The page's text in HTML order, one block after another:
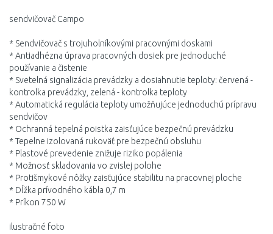
sendvičovač Campo
* Sendvičovač s trojuholníkovými pracovnými doskami
* Antiadhézna úprava pracovných dosiek pre jednoduché
používanie a čistenie
* Svetelná signalizácia prevádzky a dosiahnutie teploty: červená -
kontrolka prevádzky, zelená - kontrolka teploty
* Automatická regulácia teploty umožňujúce jednoduchú prípravu
sendvičov
* Ochranná tepelná poistka zaisťujúce bezpečnú prevádzku
* Tepelne izolovaná rukoväť pre bezpečnú obsluhu
* Plastové prevedenie znižuje riziko popálenia
* Možnosť skladovania vo zvislej polohe
* Protišmykové nôžky zaisťujúce stabilitu na pracovnej ploche
* Dĺžka prívodného kábla 0,7 m
* Príkon 750 W
ilustračné foto